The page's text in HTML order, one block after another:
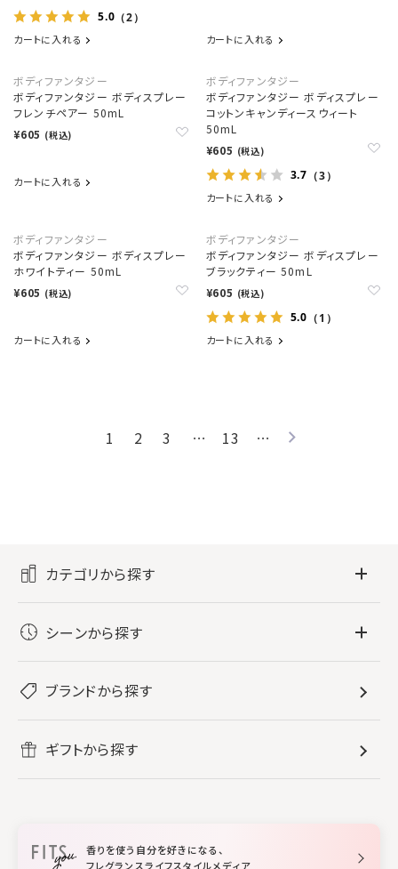
5.0 （2）
カートに入れる カートに入れる
ボディファンタジー
ボディファンタジー ボディスプレー
フレンチペアー 50mL
¥605 (税込)
カートに入れる
ボディファンタジー
ボディファンタジー ボディスプレー
コットンキャンディースウィート
50mL
¥605 (税込)
3.7 （3）
カートに入れる
ボディファンタジー
ボディファンタジー ボディスプレー
ホワイトティー 50mL
¥605 (税込)
カートに入れる
ボディファンタジー
ボディファンタジー ボディスプレー
ブラックティー 50mL
¥605 (税込)
5.0 （1）
カートに入れる
1 2 3 … 13 …
カテゴリから探す
レディース香水
メンズ香水
ボディミスト・スプレー
バス・ボディケア
すべてのバス・ボディケア
ボディ・ハンドクリーム
入浴剤
ホームフレグランス
ルームフレグランス
スタイリング
シーンから探す
リフレッシュしたい
ブランドから探す
ギフトから探す
香りを使う自分を好きになる、
フレグランスライフスタイルメディア